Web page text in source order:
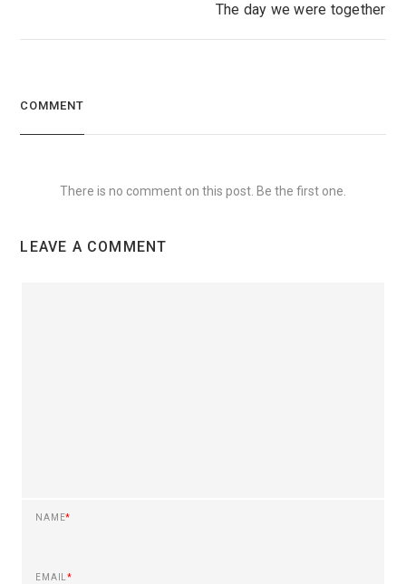
The day we were together
COMMENT
There is no comment on this post. Be the first one.
LEAVE A COMMENT
NAME*
EMAIL*